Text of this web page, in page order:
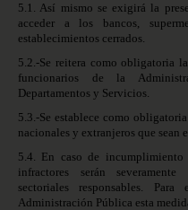
5.1. Así mismo se exigirá la
acceder a los bancos,
establecimientos cerrados.
5.2.-Se reitera como obligatoria
funcionarios de la
Departamentos y Servicios.
5.3.-Se establece como
nacionales y extranjeros que sean
5.4. En caso de
infractores serán
sectoriales responsables.
Administración Pública esta